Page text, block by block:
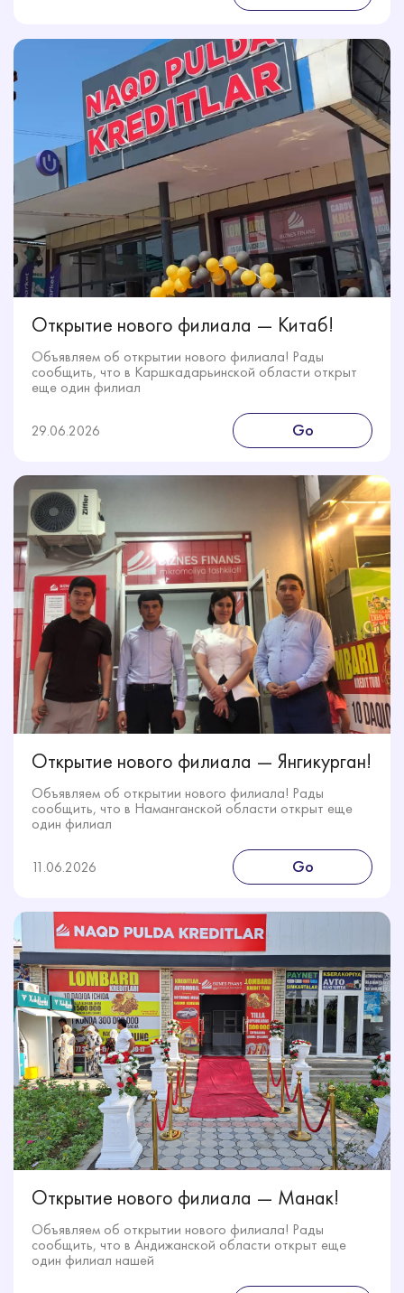
Открытие нового филиала — Китаб!
Объявляем об открытии нового филиала! Рады
сообщить, что в Каршкадарьинской области открыт
еще один филиал
29.06.2026 Go
Открытие нового филиала — Янгикурган!
Объявляем об открытии нового филиала! Рады
сообщить, что в Наманганской области открыт еще
один филиал
11.06.2026 Go
Открытие нового филиала — Манак!
Объявляем об открытии нового филиала! Рады
сообщить, что в Андижанской области открыт еще
один филиал нашей